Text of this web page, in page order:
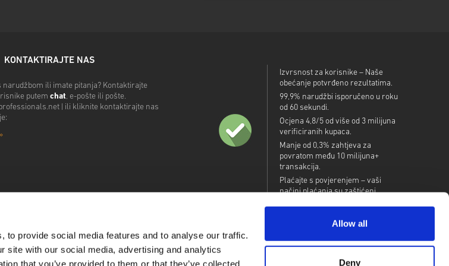
to provide social media features and to analyse our traffic.
site with our social media, advertising and analytics
that you’ve provided to them or that they’ve collected
Allow all
Deny
KONTAKTIRAJTE NAS
narudžbom ili imate pitanja? Kontaktirajte
putem chat, e-pošte ili pošte.
| ili kliknite kontaktirajte nas
»
Izvrsnost za korisnike – Naše
obećanje potvrđeno rezultatima.
99,9% narudžbi isporučeno u roku
od 60 sekundi.
Ocjena 4,8/5 od više od 3 milijuna
verificiranih kupaca.
Manje od 0,3% zahtjeva za
povratom među 10 milijuna+
transakcija.
Plaćajte s povjerenjem – vaši
načini plaćanja su zaštićeni.